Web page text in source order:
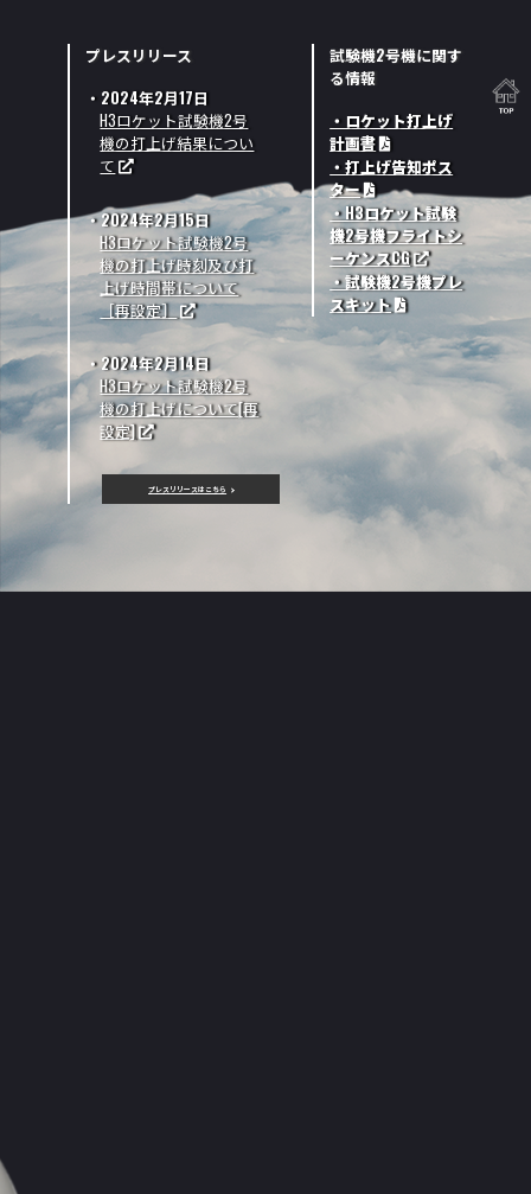
プレスリリース
2024年2月17日
H3ロケット試験機2号
機の打上げ結果につい
て
2024年2月15日
H3ロケット試験機2号
機の打上げ時刻及び打
上げ時間帯について
［再設定］
2024年2月14日
H3ロケット試験機2号
機の打上げについて[再
設定]
プレスリリースはこちら
試験機2号機に関す
る情報
・ロケット打上げ
計画書
・打上げ告知ポス
ター
・H3ロケット試験
機2号機フライトシ
ーケンスCG
・試験機2号機プレ
スキット